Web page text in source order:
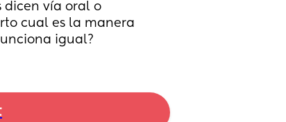
dicen vía oral o
cual es la manera
igual?